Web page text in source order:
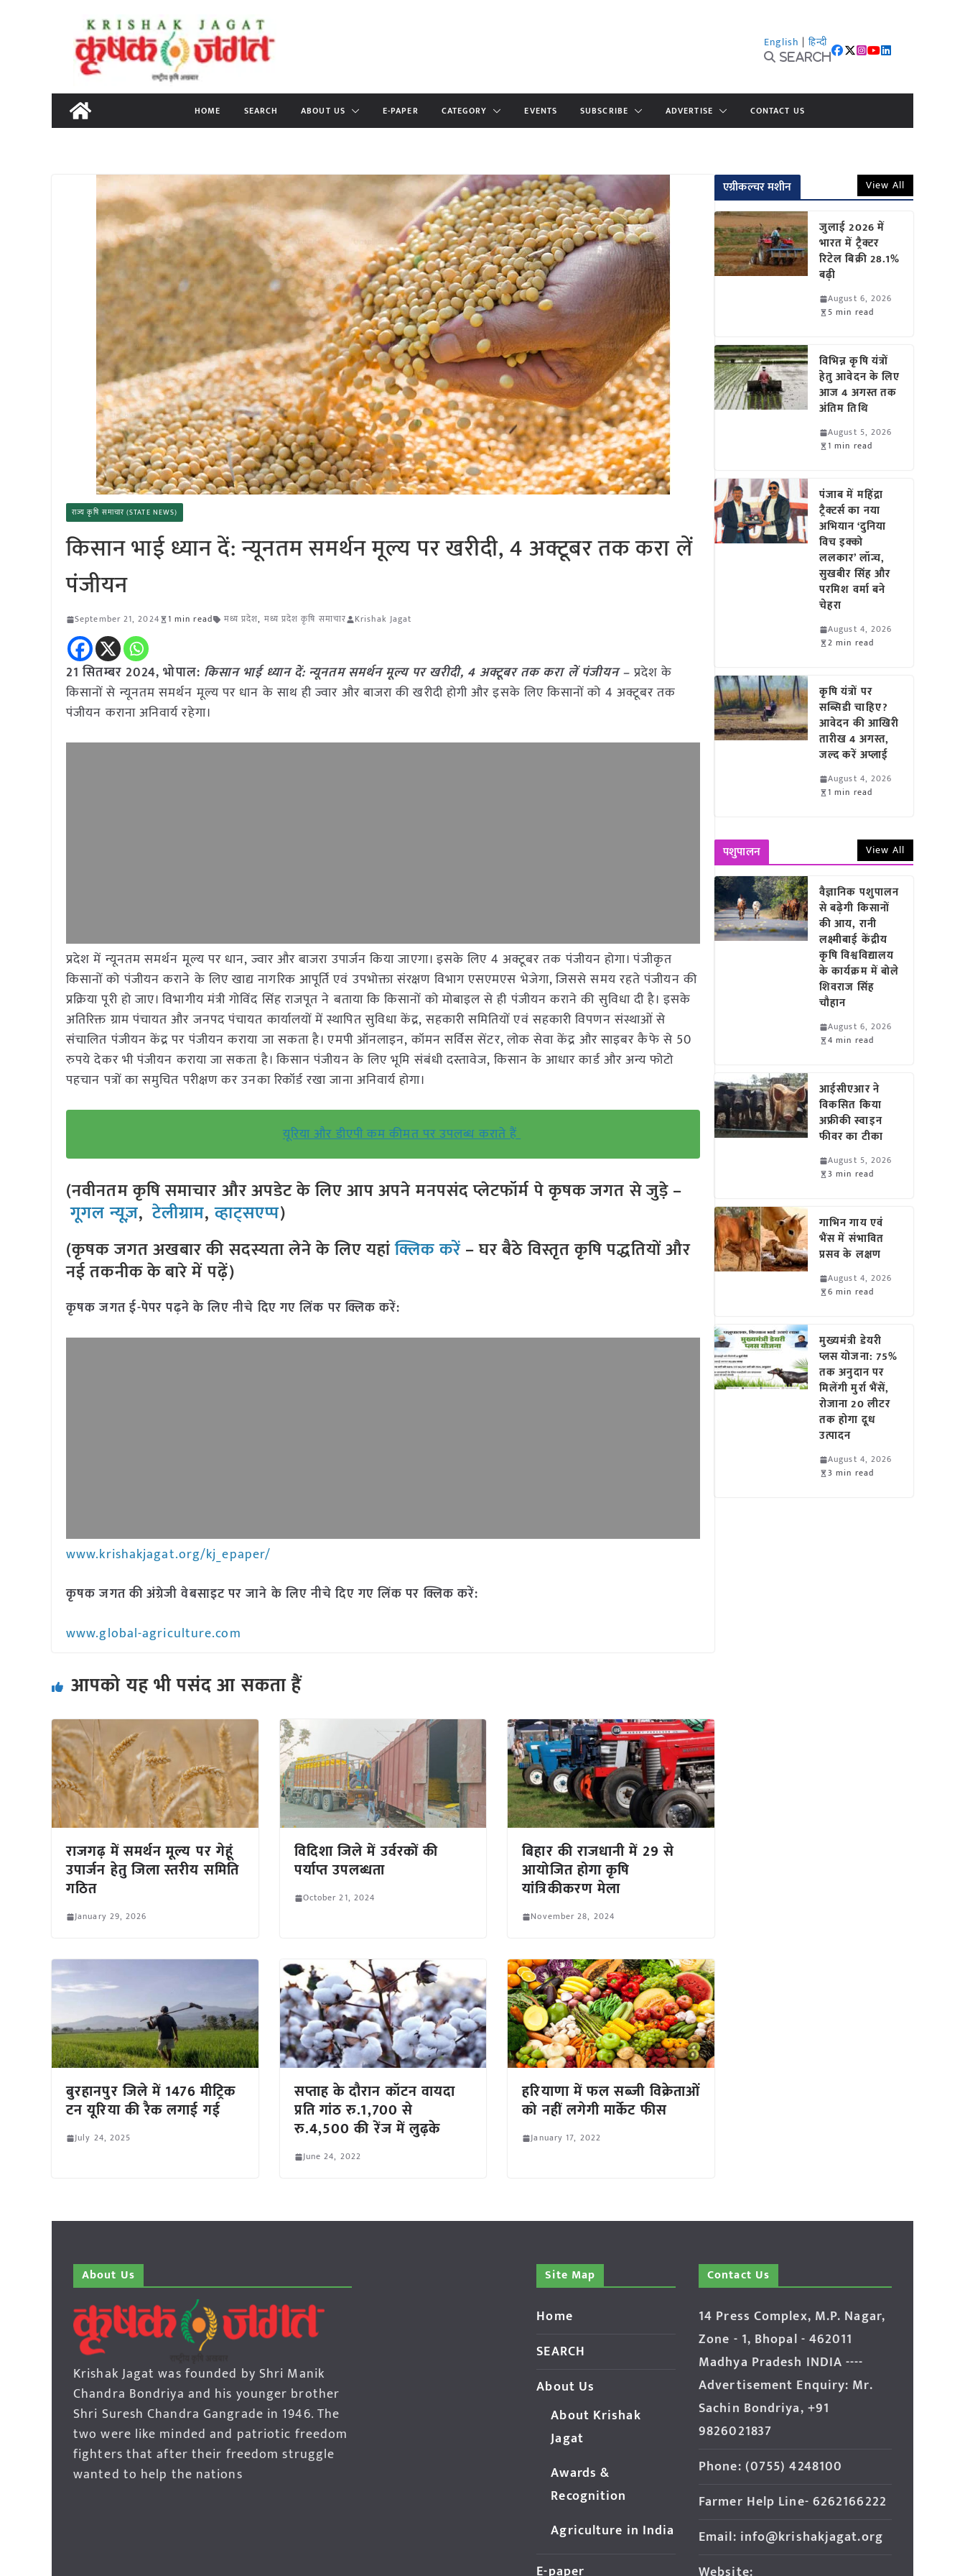
content
English | हिन्दी
Search
HOME SEARCH ABOUT US E-PAPER CATEGORY EVENTS SUBSCRIBE ADVERTISE CONTACT US
राज्य कृषि समाचार (STATE NEWS)
किसान भाई ध्यान दें: न्यूनतम समर्थन मूल्य पर खरीदी, 4 अक्टूबर तक करा लें
पंजीयन
September 21, 2024 1 min read मध्य प्रदेश, मध्य प्रदेश कृषि समाचार Krishak Jagat
21 सितम्बर 2024, भोपाल: किसान भाई ध्यान दें: न्यूनतम समर्थन मूल्य पर खरीदी, 4 अक्टूबर तक करा लें पंजीयन –प्रदेश के
किसानों से न्यूनतम समर्थन मूल्य पर धान के साथ ही ज्वार और बाजरा की खरीदी होगी और इसके लिए किसानों को 4 अक्टूबर तक
पंजीयन कराना अनिवार्य रहेगा।
प्रदेश में न्यूनतम समर्थन मूल्य पर धान, ज्वार और बाजरा उपार्जन किया जाएगा। इसके लिए 4 अक्टूबर तक पंजीयन होगा। पंजीकृत
किसानों को पंजीयन कराने के लिए खाद्य नागरिक आपूर्ति एवं उपभोक्ता संरक्षण विभाग एसएमएस भेजेगा, जिससे समय रहते पंजीयन की
प्रक्रिया पूरी हो जाए। विभागीय मंत्री गोविंद सिंह राजपूत ने बताया कि किसानों को मोबाइल से ही पंजीयन कराने की सुविधा दी है। इसके
अतिरिक्त ग्राम पंचायत और जनपद पंचायत कार्यालयों में स्थापित सुविधा केंद्र, सहकारी समितियों एवं सहकारी विपणन संस्थाओं से
संचालित पंजीयन केंद्र पर पंजीयन कराया जा सकता है। एमपी ऑनलाइन, कॉमन सर्विस सेंटर, लोक सेवा केंद्र और साइबर कैफे से 50
रुपये देकर भी पंजीयन कराया जा सकता है। किसान पंजीयन के लिए भूमि संबंधी दस्तावेज, किसान के आधार कार्ड और अन्य फोटो
पहचान पत्रों का समुचित परीक्षण कर उनका रिकॉर्ड रखा जाना अनिवार्य होगा।
यूरिया और डीएपी कम कीमत पर उपलब्ध कराते हैं
(नवीनतम कृषि समाचार और अपडेट के लिए आप अपने मनपसंद प्लेटफॉर्म पे कृषक जगत से जुड़े –
गूगल न्यूज़,टेलीग्राम,व्हाट्सएप्प)
(कृषक जगत अखबार की सदस्यता लेने के लिए यहांक्लिक करें– घर बैठे विस्तृत कृषि पद्धतियों और
नई तकनीक के बारे में पढ़ें)
कृषक जगत ई-पेपर पढ़ने के लिए नीचे दिए गए लिंक पर क्लिक करें:
www.krishakjagat.org/kj_epaper/
कृषक जगत की अंग्रेजी वेबसाइट पर जाने के लिए नीचे दिए गए लिंक पर क्लिक करें:
www.global-agriculture.com
आपको यह भी पसंद आ सकता हैं
राजगढ़ में समर्थन मूल्य पर गेहूं
उपार्जन हेतु जिला स्तरीय समिति
गठित
January 29, 2026
विदिशा जिले में उर्वरकों की
पर्याप्त उपलब्धता
October 21, 2024
बिहार की राजधानी में 29 से
आयोजित होगा कृषि
यांत्रिकीकरण मेला
November 28, 2024
बुरहानपुर जिले में 1476 मीट्रिक
टन यूरिया की रैक लगाई गई
July 24, 2025
सप्ताह के दौरान कॉटन वायदा
प्रति गांठ रु.1,700 से
रु.4,500 की रेंज में लुढ़के
June 24, 2022
हरियाणा में फल सब्जी विक्रेताओं
को नहीं लगेगी मार्केट फीस
January 17, 2022
एग्रीकल्चर मशीन View All
जुलाई 2026 में
भारत में ट्रैक्टर
रिटेल बिक्री 28.1%
बढ़ी
August 6, 2026
5 min read
विभिन्न कृषि यंत्रों
हेतु आवेदन के लिए
आज 4 अगस्त तक
अंतिम तिथि
August 5, 2026
1 min read
पंजाब में महिंद्रा
ट्रैक्टर्स का नया
अभियान ‘दुनिया
विच इक्को
ललकार’ लॉन्च,
सुखबीर सिंह और
परमिश वर्मा बने
चेहरा
August 4, 2026
2 min read
कृषि यंत्रों पर
सब्सिडी चाहिए?
आवेदन की आखिरी
तारीख 4 अगस्त,
जल्द करें अप्लाई
August 4, 2026
1 min read
पशुपालन View All
वैज्ञानिक पशुपालन
से बढ़ेगी किसानों
की आय, रानी
लक्ष्मीबाई केंद्रीय
कृषि विश्वविद्यालय
के कार्यक्रम में बोले
शिवराज सिंह
चौहान
August 6, 2026
4 min read
आईसीएआर ने
विकसित किया
अफ्रीकी स्वाइन
फीवर का टीका
August 5, 2026
3 min read
गाभिन गाय एवं
भैंस में संभावित
प्रसव के लक्षण
August 4, 2026
6 min read
मुख्यमंत्री डेयरी
प्लस योजना: 75%
तक अनुदान पर
मिलेंगी मुर्रा भैंसें,
रोजाना 20 लीटर
तक होगा दूध
उत्पादन
August 4, 2026
3 min read
About Us
Krishak Jagat was founded by Shri Manik
Chandra Bondriya and his younger brother
Shri Suresh Chandra Gangrade in 1946. The
two were like minded and patriotic freedom
fighters that after their freedom struggle
wanted to help the nations
Site Map
Home
SEARCH
About Us
About Krishak
Jagat
Awards &
Recognition
Agriculture in India
Contact Us
14 Press Complex, M.P. Nagar,
Zone - 1, Bhopal - 462011
Madhya Pradesh INDIA ----
Advertisement Enquiry: Mr.
Sachin Bondriya, +91
9826021837
Phone: (0755) 4248100
Farmer Help Line- 6262166222
Email: info@krishakjagat.org